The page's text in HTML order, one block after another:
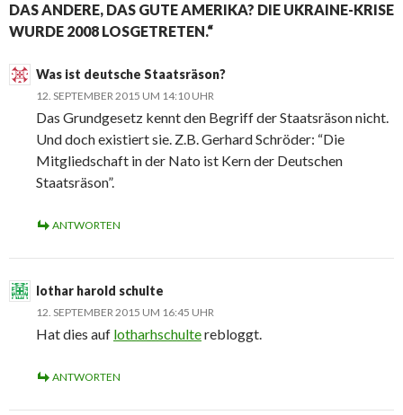
DAS ANDERE, DAS GUTE AMERIKA? DIE UKRAINE-KRISE
WURDE 2008 LOSGETRETEN.“
Was ist deutsche Staatsräson?
12. SEPTEMBER 2015 UM 14:10 UHR
Das Grundgesetz kennt den Begriff der Staatsräson nicht.
Und doch existiert sie. Z.B. Gerhard Schröder: “Die
Mitgliedschaft in der Nato ist Kern der Deutschen
Staatsräson”.
ANTWORTEN
lothar harold schulte
12. SEPTEMBER 2015 UM 16:45 UHR
Hat dies auf lotharhschulterebloggt.
ANTWORTEN